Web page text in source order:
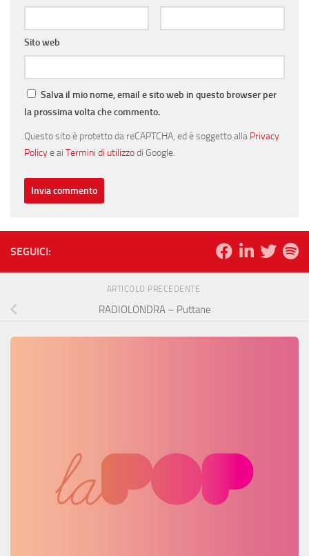
Sito web
Salva il mio nome, email e sito web in questo browser per
la prossima volta che commento.
Questo sito è protetto da reCAPTCHA, ed è soggetto alla Privacy
Policye ai Termini di utilizzodi Google.
SEGUICI:
ARTICOLO PRECEDENTE
RADIOLONDRA – Puttane